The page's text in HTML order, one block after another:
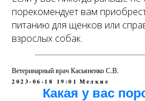
порекомендует вам
питанию для щенков или
взрослых собак.
Ветеринарный врач Касьяненко С.В.
2023-06-18 19:01 Мелкие
Какая у вас